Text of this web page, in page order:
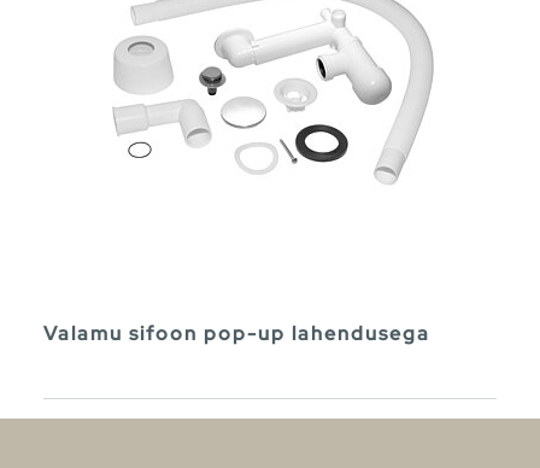
Valamu sifoon pop-up lahendusega